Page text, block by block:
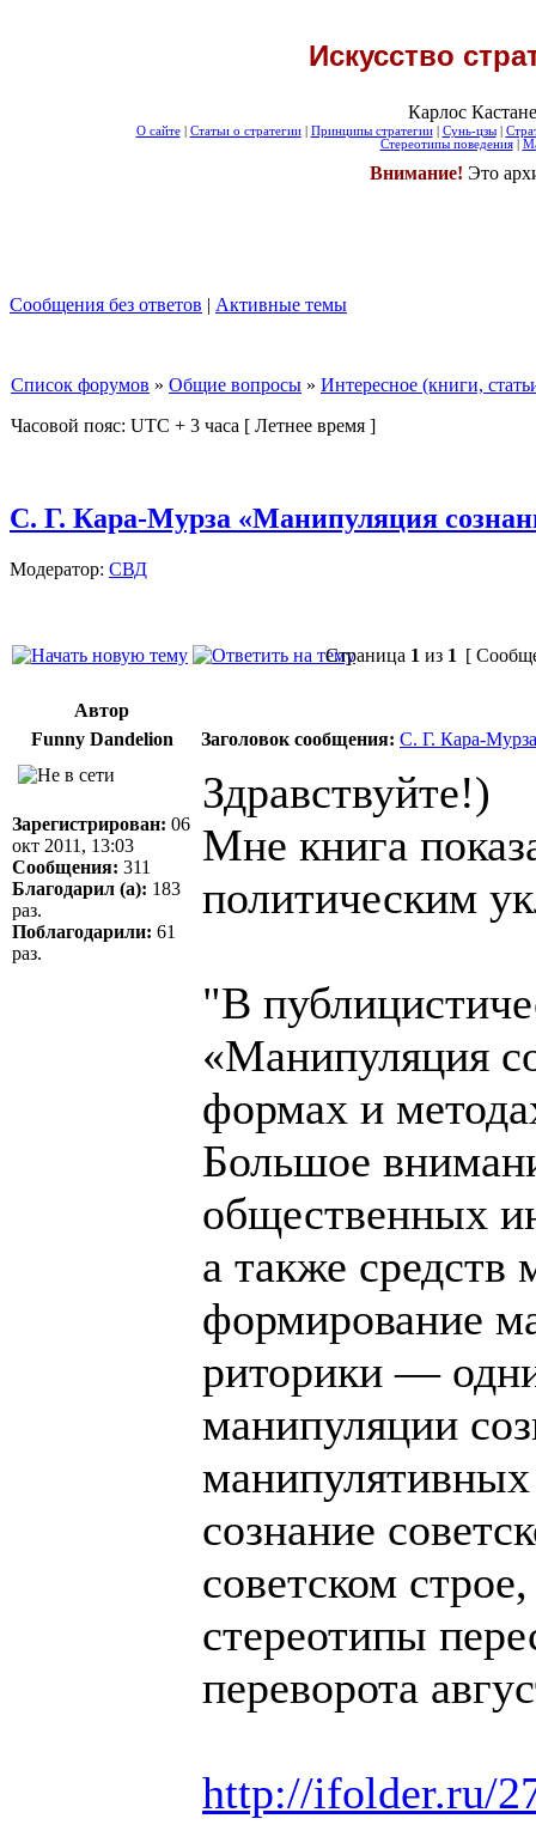
Искусство
Карлос
О сайте| Статьи о стратегии| Принципы стратегии| Сунь-цзы|
Стереотипы поведения|
Внимание! Это
Сообщения без ответов | Активные темы
Список форумов » Общие вопросы » Интересное (книги,
Часовой пояс: UTC + 3 часа [ Летнее время ]
С. Г. Кара-Мурза «Манипуляция
Модератор: СВД
Страница 1 из 1 [
Автор
Funny Dandelion
Заголовок сообщения: С. Г. Кара-
Зарегистрирован: 06
окт 2011, 13:03
Сообщения: 311
Благодарил (а): 183
раз.
Поблагодарили: 61
раз.
Здравствуйте!)
Мне книга
политическим
"В
«Манипуляция
формах и
Большое
общественных
а также
формирование
риторики —
манипуляции
сознание
советском
стереотипы
переворота
http://ifolder.ru/